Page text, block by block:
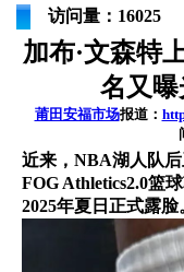
访问量：16025
加布·文森特
名又曝
莆田安福市场报道：
近来，NBA湖人队
FOG Athletics2.0篮
2025年夏日正式露脸